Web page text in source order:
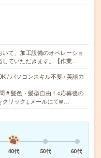
て、加工設備のオペレーショ
していただきます。【作業…
/ パソコンスキル不要 / 英語力
＃髪色・髪型自由！○応募後の
クリック↓メールにてw…
40代 50代 60代